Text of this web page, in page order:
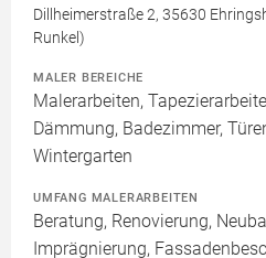
Dillheimerstraße 2, 35630
Runkel)
MALER BEREICHE
Malerarbeiten,
Dämmung, Badezimmer,
Wintergarten
UMFANG MALERARBEITEN
Beratung, Renovierung,
Imprägnierung,